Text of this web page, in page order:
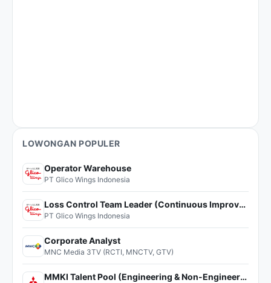
LOWONGAN POPULER
Operator Warehouse
PT Glico Wings Indonesia
Loss Control Team Leader (Continuous Improvement)
PT Glico Wings Indonesia
Corporate Analyst
MNC Media 3TV (RCTI, MNCTV, GTV)
MMKI Talent Pool (Engineering & Non-Engineering)